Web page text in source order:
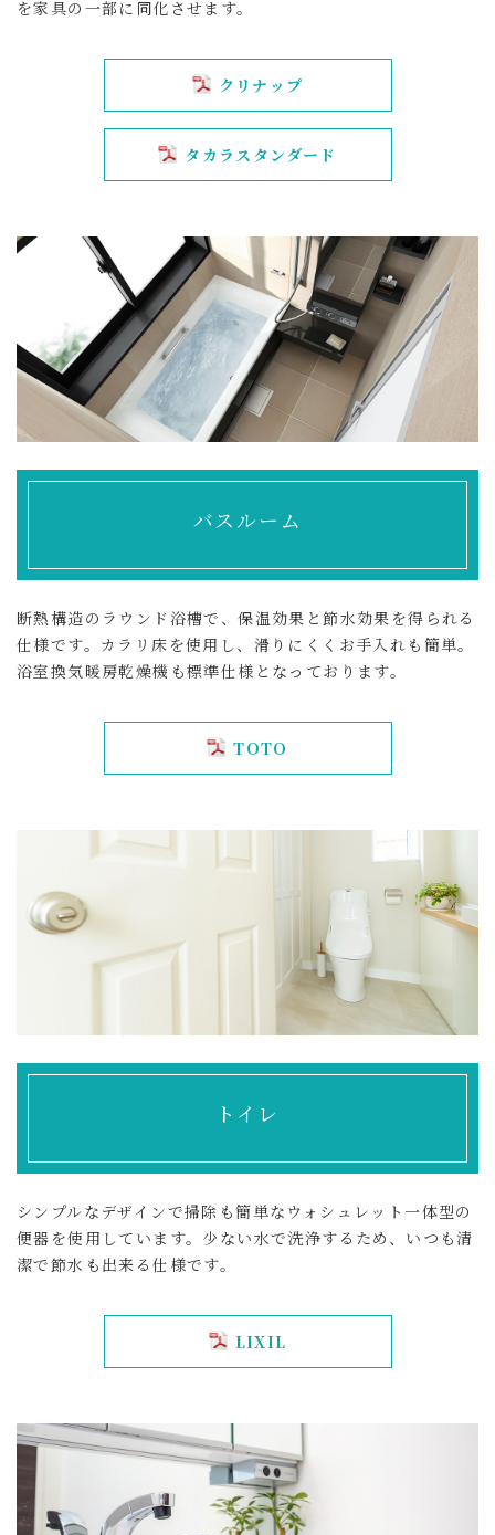
を家具の一部に同化させます。
クリナップ
タカラスタンダード
バスルーム
断熱構造のラウンド浴槽で、保温効果と節水効果を得られる
仕様です。カラリ床を使用し、滑りにくくお手入れも簡単。
浴室換気暖房乾燥機も標準仕様となっております。
TOTO
トイレ
シンプルなデザインで掃除も簡単なウォシュレット一体型の
便器を使用しています。少ない水で洗浄するため、いつも清
潔で節水も出来る仕様です。
LIXIL